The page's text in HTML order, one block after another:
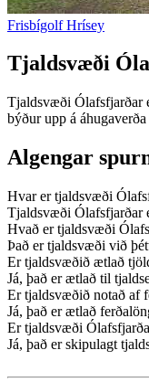
Frisbígolf Hrísey
Tjaldsvæði
Tjaldsvæði Ólafsfjarðar
býður upp á
Algengar
Hvar er tjaldsvæði
Tjaldsvæði Ólafsfjarðar
Hvað er tjaldsvæði
Það er tjaldsvæði við
Er tjaldsvæðið ætlað
Já, það er ætlað til
Er tjaldsvæðið notað af
Já, það er ætlað
Er tjaldsvæði
Já, það er skipulagt